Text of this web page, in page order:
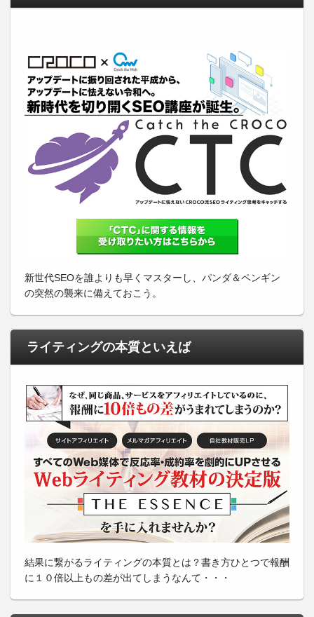
新世代SEOを誰よりも早くマスターし、パンダ＆ペンギン
の突然の襲来に備えておこう。
ライティングの本質といえば
結果に繋がるライティングの本質とは？書き方ひとつで報酬
に１０倍以上もの差が出てしまうなんて・・・